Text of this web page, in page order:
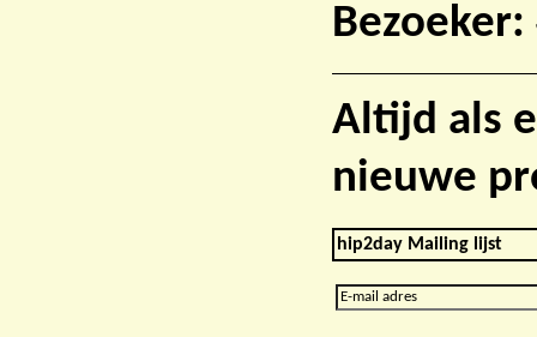
Altijd als
nieuwe
hip2day Mailing lijst